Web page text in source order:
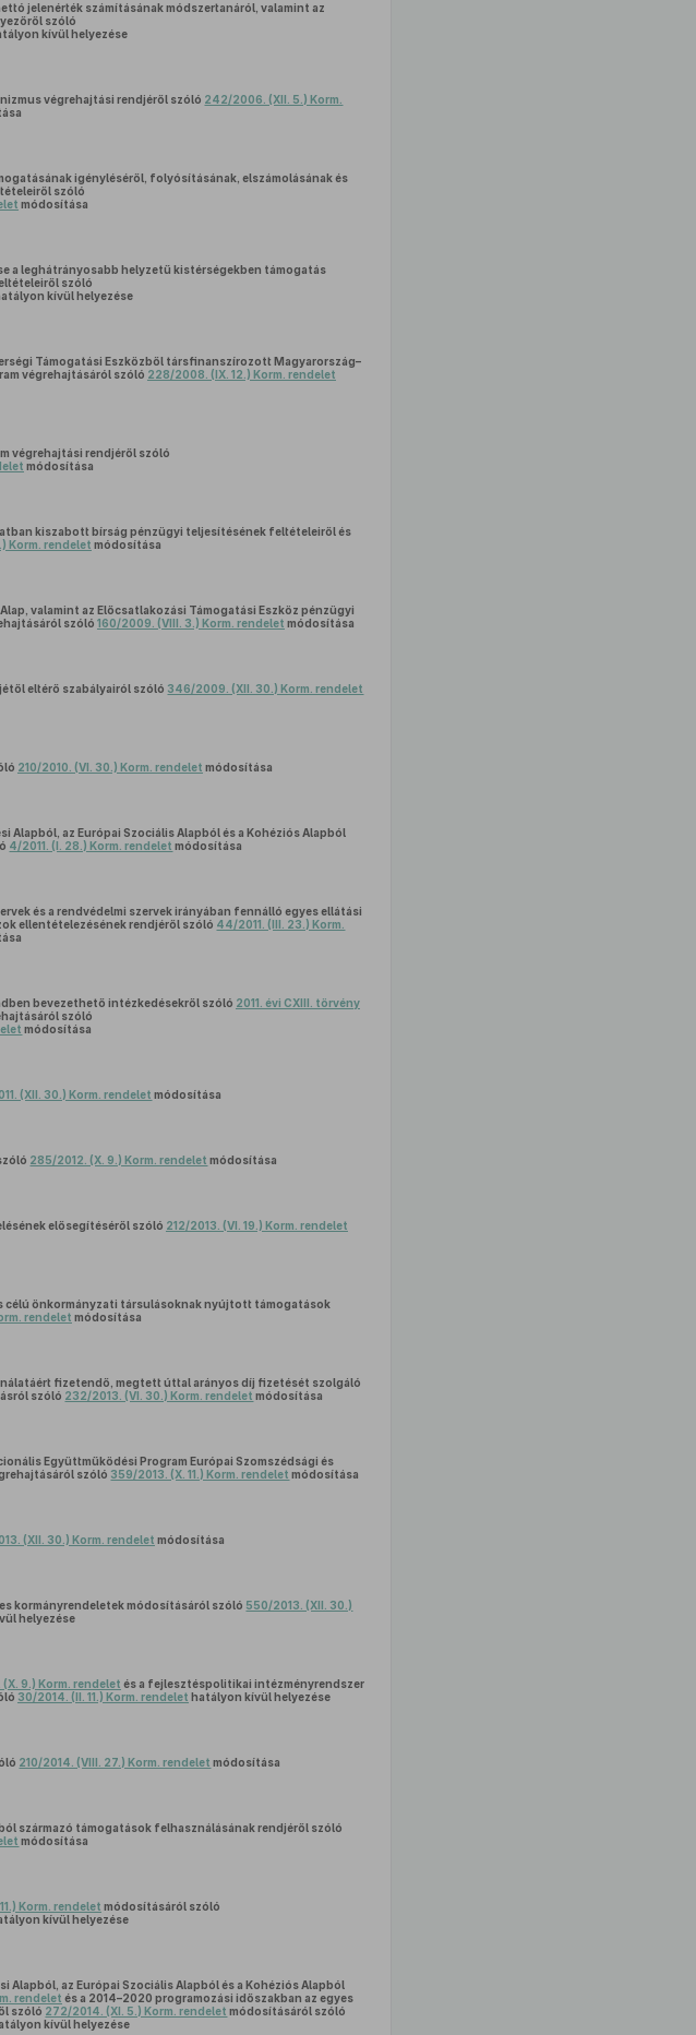
jelenérték számításának módszertanáról, valamint az
szóló
kívül helyezése
végrehajtási rendjéről szóló 242/2006. (XII. 5.) Korm.
igényléséről, folyósításának, elszámolásának és
szóló
módosítása
a leghátrányosabb helyzetű kistérségekben támogatás
szóló
kívül helyezése
Támogatási Eszközből társfinanszírozott Magyarország–
végrehajtásáról szóló 228/2008. (IX. 12.) Korm. rendelet
végrehajtási rendjéről szóló
módosítása
kiszabott bírság pénzügyi teljesítésének feltételeiről és
Korm. rendelet módosítása
valamint az Előcsatlakozási Támogatási Eszköz pénzügyi
szóló 160/2009. (VIII. 3.) Korm. rendelet módosítása
eltérő szabályairól szóló 346/2009. (XII. 30.) Korm. rendelet
210/2010. (VI. 30.) Korm. rendelet módosítása
Alapból, az Európai Szociális Alapból és a Kohéziós Alapból
4/2011. (I. 28.) Korm. rendelet módosítása
és a rendvédelmi szervek irányában fennálló egyes ellátási
ellentételezésének rendjéről szóló 44/2011. (III. 23.) Korm.
bevezethető intézkedésekről szóló 2011. évi CXIII. törvény
szóló
módosítása
(XII. 30.) Korm. rendelet módosítása
285/2012. (X. 9.) Korm. rendelet módosítása
elősegítéséről szóló 212/2013. (VI. 19.) Korm. rendelet
célú önkormányzati társulásoknak nyújtott támogatások
rendelet módosítása
fizetendő, megtett úttal arányos díj fizetését szolgáló
szóló 232/2013. (VI. 30.) Korm. rendelet módosítása
Együttműködési Program Európai Szomszédsági és
szóló 359/2013. (X. 11.) Korm. rendelet módosítása
(XII. 30.) Korm. rendelet módosítása
kormányrendeletek módosításáról szóló 550/2013. (XII. 30.)
helyezése
9.) Korm. rendelet és a fejlesztéspolitikai intézményrendszer
30/2014. (II. 11.) Korm. rendelet hatályon kívül helyezése
210/2014. (VIII. 27.) Korm. rendelet módosítása
származó támogatások felhasználásának rendjéről szóló
módosítása
Korm. rendelet módosításáról szóló
kívül helyezése
Alapból, az Európai Szociális Alapból és a Kohéziós Alapból
rendelet és a 2014–2020 programozási időszakban az egyes
szóló 272/2014. (XI. 5.) Korm. rendelet módosításáról szóló
kívül helyezése